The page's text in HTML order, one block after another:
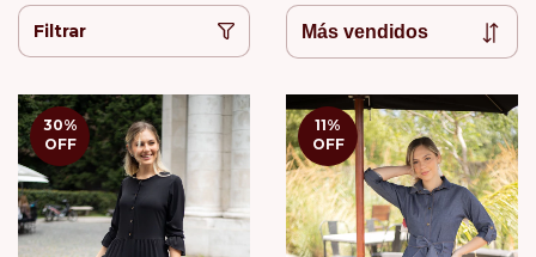
Filtrar
30%
OFF
11%
OFF